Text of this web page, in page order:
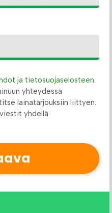
ja tietosuojaselosteen.
yhteydessä
lainatarjouksiin liittyen.
yhdellä